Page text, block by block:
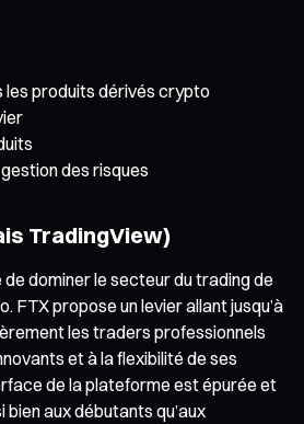
les produits dérivés crypto
des risques
TradingView)
de dominer le secteur du trading de
FTX propose un levier allant jusqu’à
les traders professionnels
et à la flexibilité de ses
de la plateforme est épurée et
aux débutants qu’aux